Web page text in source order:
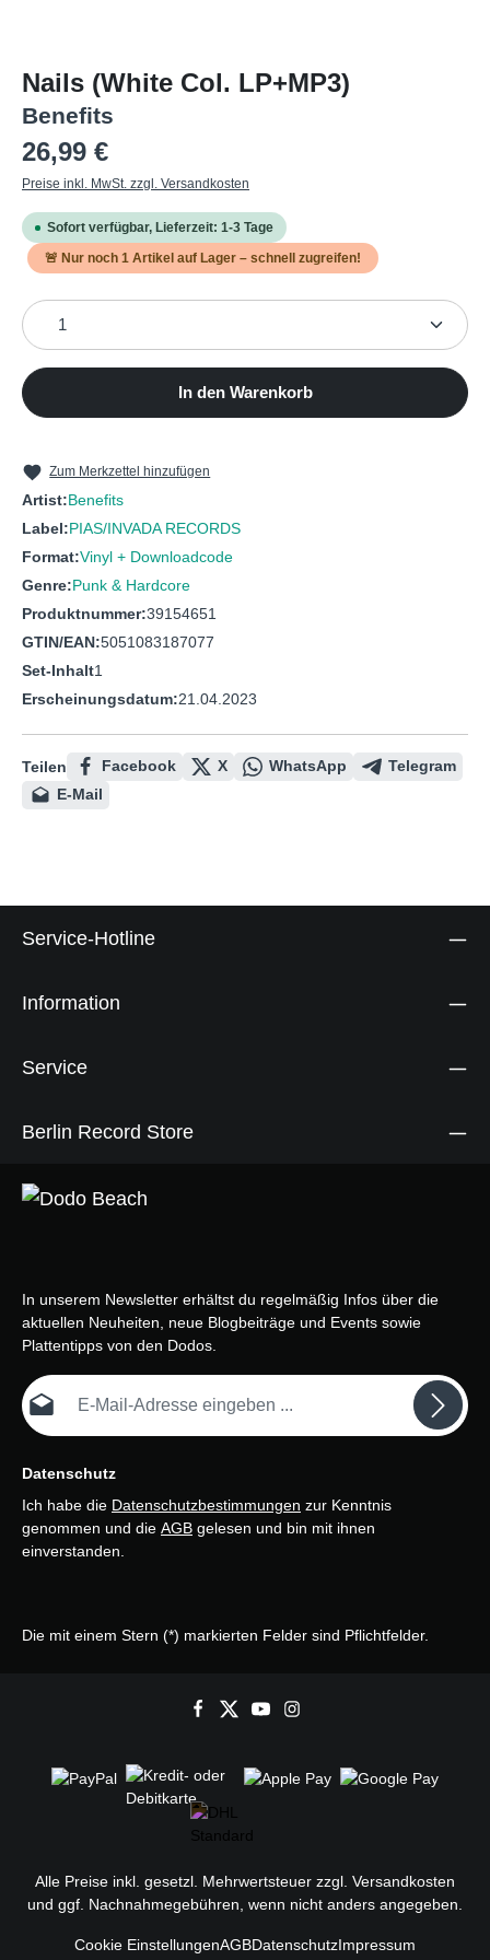
Nails (White Col. LP+MP3)
Benefits
Regulärer Preis:
26,99 €
Preise inkl. MwSt. zzgl. Versandkosten
Sofort verfügbar, Lieferzeit: 1-3 Tage
🚨 Nur noch 1 Artikel auf Lager – schnell zugreifen!
Produkt Anzahl: Gib den gewünschten Wert ein
In den Warenkorb
Zum Merkzettel hinzufügen
Artist:Benefits
Label:PIAS/INVADA RECORDS
Format:Vinyl + Downloadcode
Genre:Punk & Hardcore
Produktnummer:39154651
GTIN/EAN:5051083187077
Set-Inhalt1
Erscheinungsdatum:21.04.2023
Teilen Facebook X WhatsApp
Telegram
E-Mail
Service-Hotline
Information
Service
Berlin Record Store
In unserem Newsletter erhältst du regelmäßig Infos über die
aktuellen Neuheiten, neue Blogbeiträge und Events sowie
Plattentipps von den Dodos.
E-Mail-Adresse*
Datenschutz
Ich habe die Datenschutzbestimmungen zur Kenntnis
genommen und die AGB gelesen und bin mit ihnen
einverstanden.
Die mit einem Stern (*) markierten Felder sind Pflichtfelder.
Alle Preise inkl. gesetzl. Mehrwertsteuer zzgl. Versandkosten
und ggf. Nachnahmegebühren, wenn nicht anders angegeben.
Cookie EinstellungenAGBDatenschutzImpressum